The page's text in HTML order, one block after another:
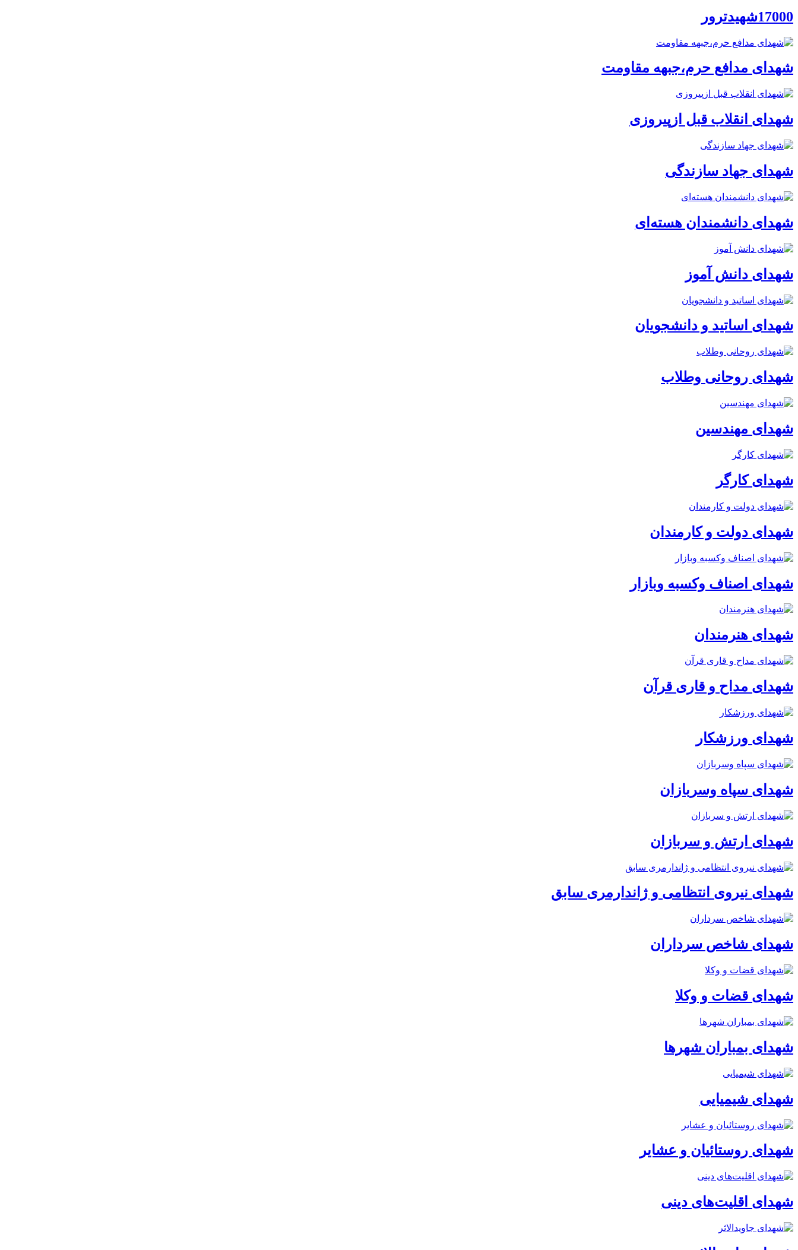
17000شهیدترور
شهدای مدافع حرم،جبهه مقاومت
شهدای انقلاب قبل ازپیروزی
شهدای جهاد سازندگی
شهدای دانشمندان هسته‌ای
شهدای دانش آموز
شهدای اساتید و دانشجویان
شهدای روحانی وطلاب
شهدای مهندسین
شهدای کارگر
شهدای دولت و کارمندان
شهدای اصناف وکسبه وبازار
شهدای هنرمندان
شهدای مداح و قاری قرآن
شهدای ورزشکار
شهدای سپاه وسربازان
شهدای ارتش و سربازان
شهدای نیروی انتظامی و ژاندارمری سابق
شهدای شاخص سرداران
شهدای قضات و وکلا
شهدای بمباران شهرها
شهدای شیمیایی
شهدای روستائیان و عشایر
شهدای اقلیت‌های دینی